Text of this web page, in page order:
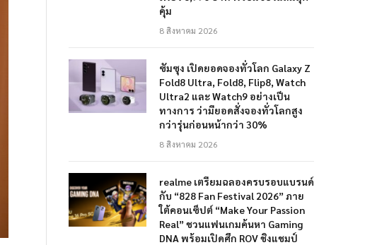
คุ้ม
8 สิงหาคม 2026
ซัมซุง เปิดยอดจองทั่วโลก Galaxy Z
Fold8 Ultra, Fold8, Flip8, Watch
Ultra2 และ Watch9 อย่างเป็น
ทางการ ว่ามียอดสั่งจองทั่วโลกสูง
กว่ารุ่นก่อนหน้ากว่า 30%
8 สิงหาคม 2026
realme เตรียมฉลองครบรอบแบรนด์
กับ “828 Fan Festival 2026” ภาย
ใต้คอนเซ็ปต์ “Make Your Passion
Real” ชวนแฟนเกมค้นหา Gaming
DNA พร้อมเปิดศึก ROV ชิงแชมป์